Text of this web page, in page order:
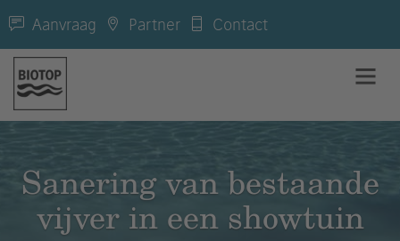
Aanvraag Partner Contact
Sanering van bestaande
vijver in een showtuin